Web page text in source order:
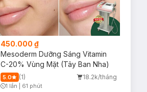
450.000 ₫
Mesoderm Dưỡng Sáng Vitamin
C-20% Vùng Mặt (Tây Ban Nha)
5.0 (1) 18.2k/tháng
1 lần 61 phút